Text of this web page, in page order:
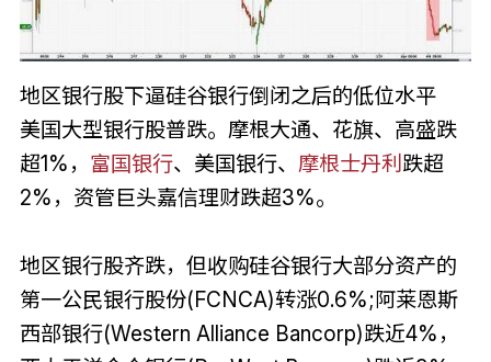
地区银行股下逼硅谷银行倒闭之后的低位水平
美国大型银行股普跌。摩根大通、花旗、高盛跌
超1%， 富国银行、美国银行、 摩根士丹利 跌超
2%，资管巨头嘉信理财跌超3%。
地区银行股齐跌，但收购硅谷银行大部分资产的
第一公民银行股份(FCNCA)转涨0.6%;阿莱恩斯
西部银行(Western Alliance Bancorp)跌近4%，